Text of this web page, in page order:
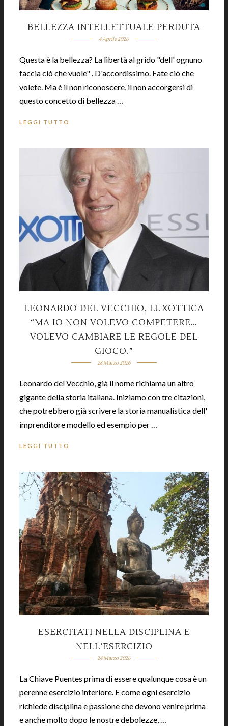
BELLEZZA INTELLETTUALE PERDUTA
4 Aprile 2026
Questa è la bellezza? La libertà al grido "dell' ognuno
faccia ciò che vuole" . D'accordissimo. Fate ciò che
volete. Ma è il non riconoscere, il non accorgersi di
questo concetto di bellezza …
LEGGI TUTTO
LEONARDO DEL VECCHIO, LUXOTTICA
“MA IO NON VOLEVO COMPETERE…
VOLEVO CAMBIARE LE REGOLE DEL
GIOCO.”
28 Marzo 2026
Leonardo del Vecchio, già il nome richiama un altro
gigante della storia italiana. Iniziamo con tre citazioni,
che potrebbero già scrivere la storia manualistica dell'
imprenditore modello ed esempio per …
LEGGI TUTTO
ESERCITATI NELLA DISCIPLINA E
NELL’ESERCIZIO
24 Marzo 2026
La Chiave Puentes prima di essere qualunque cosa è un
perenne esercizio interiore. E come ogni esercizio
richiede disciplina e passione che devono venire prima
e anche molto dopo le nostre debolezze, …